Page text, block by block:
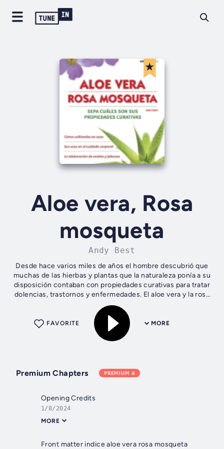
Aloe vera, Rosa
mosqueta
Andy Best
Desde hace varios miles de años el hombre descubrió que
muchas de las hierbas y plantas que la naturaleza ponía a su
disposición contaban con propiedades curativas para tratar
dolencias, trastornos y enfermedades. El aloe vera y la rosa
mosqueta son...
MORE
FAVORITE
Premium Chapters PREMIUM
Opening Credits
1/8/2024
MORE
Front matter indice aloe vera rosa mosqueta